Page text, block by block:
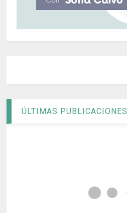
ÚLTIMAS PUBLICACIONES